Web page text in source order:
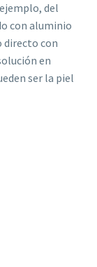
del
con aluminio
directo con
en
ser la piel